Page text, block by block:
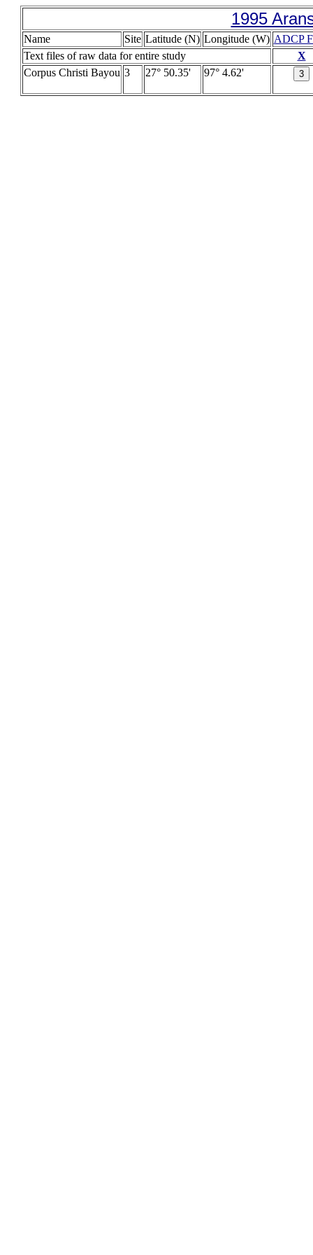
1995
Name Site Latitude (N) Longitude (W) ADCP
Text files of raw data for entire study
X
Corpus Christi Bayou 3 27° 50.35' 97° 4.62'